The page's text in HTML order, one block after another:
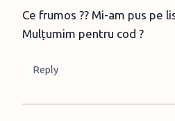
Ce frumos ?? Mi-am pus pe
Mulțumim pentru cod ?
Reply